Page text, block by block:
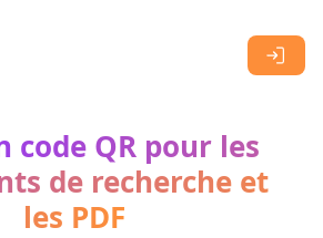
code QR pour les
de recherche et
les PDF